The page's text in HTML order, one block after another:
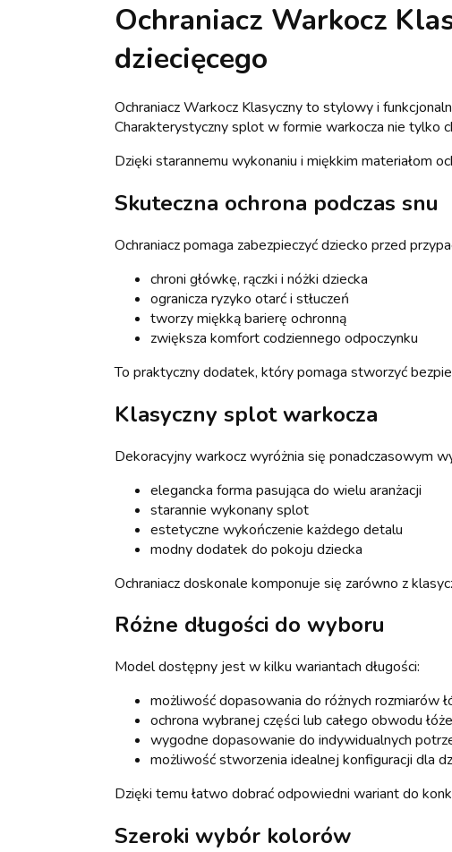
Ochraniacz Warkocz
dziecięcego
Ochraniacz Warkocz Klasyczny to stylowy i
Charakterystyczny splot w formie warkocza nie tylko
Dzięki starannemu wykonaniu i miękkim materiałom
Skuteczna ochrona podczas snu
Ochraniacz pomaga zabezpieczyć dziecko przed
chroni główkę, rączki i nóżki dziecka
ogranicza ryzyko otarć i stłuczeń
tworzy miękką barierę ochronną
zwiększa komfort codziennego odpoczynku
To praktyczny dodatek, który pomaga stworzyć
Klasyczny splot warkocza
Dekoracyjny warkocz wyróżnia się ponadczasowym
elegancka forma pasująca do wielu aranżacji
starannie wykonany splot
estetyczne wykończenie każdego detalu
modny dodatek do pokoju dziecka
Ochraniacz doskonale komponuje się zarówno z
Różne długości do wyboru
Model dostępny jest w kilku wariantach długości:
możliwość dopasowania do różnych rozmiarów
ochrona wybranej części lub całego obwodu
wygodne dopasowanie do indywidualnych
możliwość stworzenia idealnej konfiguracji dla
Dzięki temu łatwo dobrać odpowiedni wariant do
Szeroki wybór kolorów